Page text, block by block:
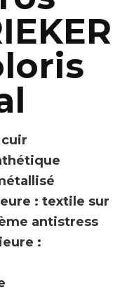
: textile sur
antistress
: